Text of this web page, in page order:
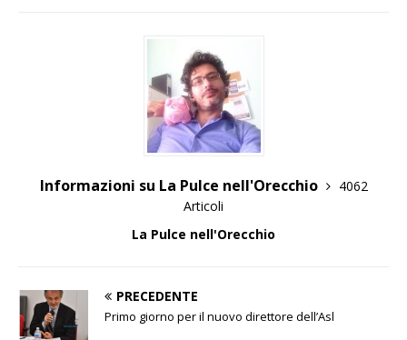
Informazioni su La Pulce nell'Orecchio
4062
Articoli
La Pulce nell'Orecchio
PRECEDENTE
Primo giorno per il nuovo direttore dell’Asl